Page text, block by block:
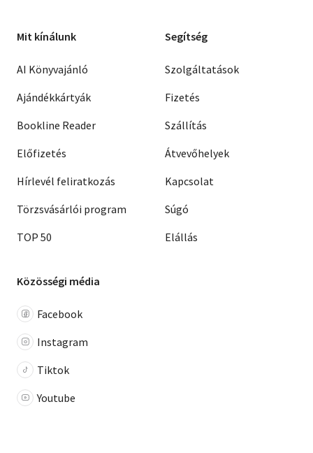
Mit kínálunk
AI Könyvajánló
Ajándékkártyák
Bookline Reader
Előfizetés
Hírlevél feliratkozás
Törzsvásárlói program
TOP 50
Segítség
Szolgáltatások
Fizetés
Szállítás
Átvevőhelyek
Kapcsolat
Súgó
Elállás
Közösségi média
Facebook
Instagram
Tiktok
Youtube